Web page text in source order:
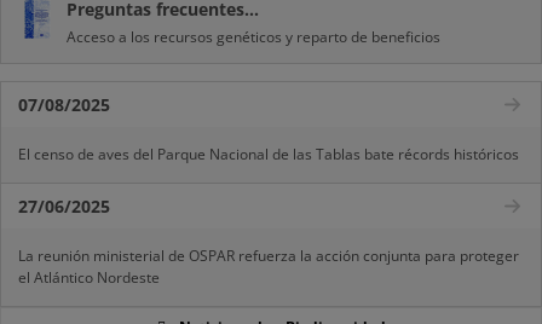
Preguntas frecuentes...
Acceso a los recursos genéticos y reparto de beneficios
07/08/2025
El censo de aves del Parque Nacional de las Tablas bate récords históricos
27/06/2025
La reunión ministerial de OSPAR refuerza la acción conjunta para proteger
el Atlántico Nordeste